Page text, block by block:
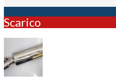
Scarico